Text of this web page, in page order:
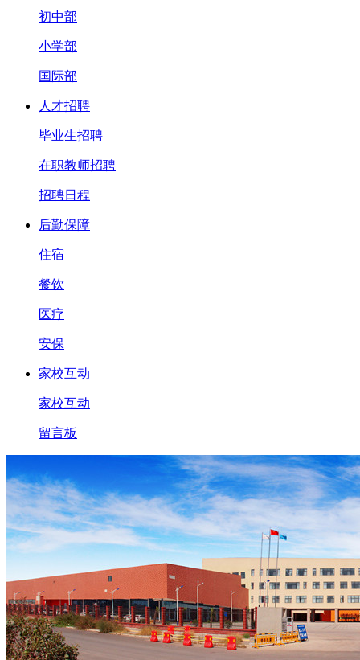
初中部
小学部
国际部
人才招聘
毕业生招聘
在职教师招聘
招聘日程
后勤保障
住宿
餐饮
医疗
安保
家校互动
家校互动
留言板